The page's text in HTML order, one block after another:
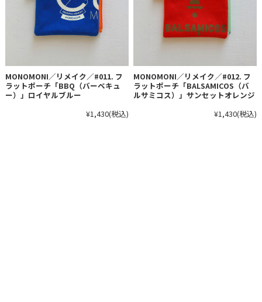
MONOMONI／リメイク／#011. フ
ラットポーチ「BBQ（バーベキュ
ー）」ロイヤルブルー
¥1,430(税込)
MONOMONI／リメイク／#012. フ
ラットポーチ「BALSAMICOS（バ
ルサミコス）」サンセットオレンジ
¥1,430(税込)